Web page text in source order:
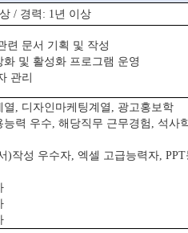
/ 경력 : 1년 이상
련 문서 기획 및 작성
화 및 활성화 프로그램 운영
관리
열 , 디자인마케팅계열 , 광고홍보학
능력 우수, 해당직무 근무경험 , 석사
)작성 우수자, 엑셀 고급능력자, PPT